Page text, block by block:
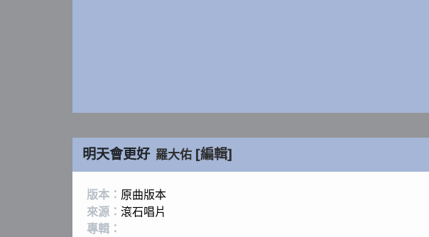
明天會更好 羅大佑 [編輯]
版本： 原曲版本
來源： 滾石唱片
專輯：